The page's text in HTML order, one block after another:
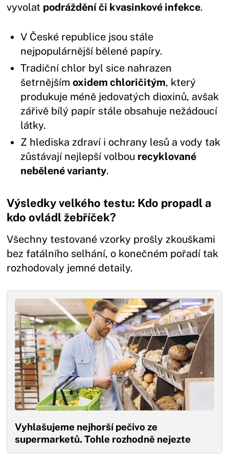
vyvolat podráždění či kvasinkové infekce.
V České republice jsou stále
nejpopulárnější bělené papíry.
Tradiční chlor byl sice nahrazen
šetrnějšímoxidem chloričitým, který
produkuje méně jedovatých dioxinů, avšak
zářivě bílý papír stále obsahuje nežádoucí
látky.
Z hlediska zdraví i ochrany lesů a vody tak
zůstávají nejlepší volbou recyklované
nebělené varianty.
Výsledky velkého testu: Kdo propadl a
kdo ovládl žebříček?
Všechny testované vzorky prošly zkouškami
bez fatálního selhání, o konečném pořadí tak
rozhodovaly jemné detaily.
Vyhlašujeme nejhorší pečivo ze
supermarketů. Tohle rozhodně nejezte